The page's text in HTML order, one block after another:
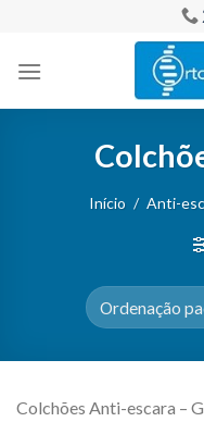
content
Início / Anti-
Colchões Anti-escara –